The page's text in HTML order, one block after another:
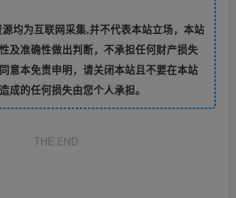
均为互联网采集,并不代表本站立场，本站
及准确性做出判断，不承担任何财产损失
意本免责申明，请关闭本站且不要在本站
成的任何损失由您个人承担。
THE END